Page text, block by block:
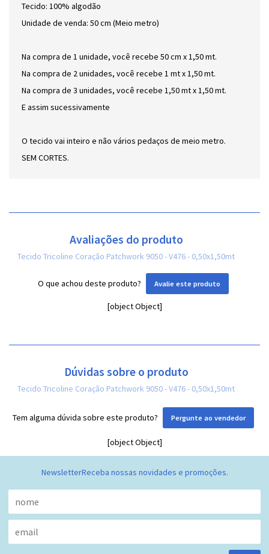
Tecido: 100% algodão
Unidade de venda: 50 cm (Meio metro)
Na compra de 1 unidade, você recebe 50 cm x 1,50 mt.
Na compra de 2 unidades, você recebe 1 mt x 1,50 mt.
Na compra de 3 unidades, você recebe 1,50 mt x 1,50 mt.
E assim sucessivamente
O tecido vai inteiro e não vários pedaços de meio metro.
SEM CORTES.
Avaliações do produto
Tecido Tricoline Coração Patchwork 9050 - V476 - 0,50x1,50mt
O que achou deste produto? Avalie este produto
[object Object]
Dúvidas sobre o produto
Tecido Tricoline Coração Patchwork 9050 - V476 - 0,50x1,50mt
Tem alguma dúvida sobre este produto? Pergunte ao vendedor
[object Object]
NewsletterReceba nossas novidades e promoções.